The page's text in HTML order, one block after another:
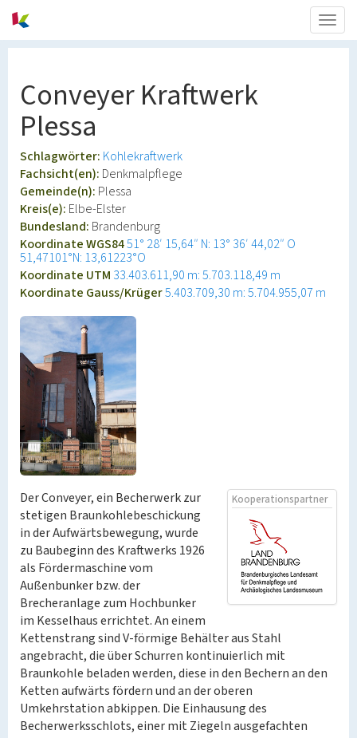
Conveyer Kraftwerk
Plessa
Schlagwörter: Kohlekraftwerk
Fachsicht(en): Denkmalpflege
Gemeinde(n): Plessa
Kreis(e): Elbe-Elster
Bundesland: Brandenburg
Koordinate WGS8451° 28′ 15,64″ N: 13° 36′ 44,02″ O
51,47101°N: 13,61223°O
Koordinate UTM 33.403.611,90 m: 5.703.118,49 m
Koordinate Gauss/Krüger5.403.709,30 m: 5.704.955,07 m
Kooperationspartner
Der Conveyer, ein Becherwerk zur
stetigen Braunkohlebeschickung
in der Aufwärtsbewegung, wurde
zu Baubeginn des Kraftwerks 1926
als Fördermaschine vom
Außenbunker bzw. der
Brecheranlage zum Hochbunker
im Kesselhaus errichtet. An einem
Kettenstrang sind V-förmige Behälter aus Stahl
angebracht, die über Schurren kontinuierlich mit
Braunkohle beladen werden, diese in den Bechern an den
Ketten aufwärts fördern und an der oberen
Umkehrstation abkippen. Die Einhausung des
Becherwerksschlots, einer mit Ziegeln ausgefachten